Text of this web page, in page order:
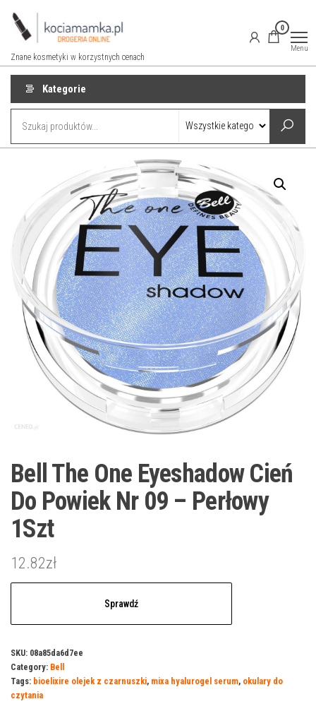
Przejdź
Znane kosmetyki w korzystnych cenach
0
Menu
Kategorie
Bell The One Eyeshadow Cień
Do Powiek Nr 09 – Perłowy
1Szt
12.82zł
Sprawdź
SKU: 08a85da6d7ee
Category: Bell
Tags: bioelixire olejek z czarnuszki, mixa hyalurogel serum, okulary do
czytania